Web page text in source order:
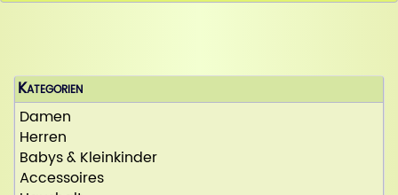
Kategorien
Damen
Herren
Babys & Kleinkinder
Accessoires